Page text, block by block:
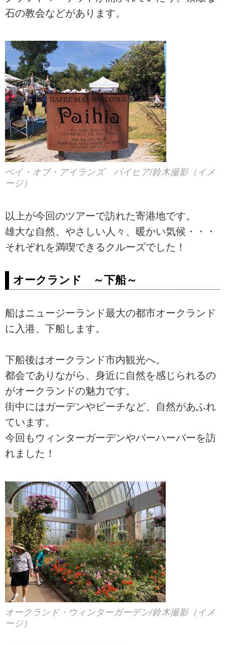
石の教会などがあります。
ベイ・オブ・アイランズ パイヒア/鈴木撮影（イメ
ージ）
以上が今回のツアーで訪れた寄港地です。
雄大な自然、やさしい人々、暖かい気候・・・
それぞれを満喫できるクルーズでした！
オークランド ～下船～
船はニュージーランド最大の都市オークランド
に入港、下船します。
下船後はオークランド市内観光へ。
都会でありながら、身近に自然を感じられるの
がオークランドの魅力です。
街中にはガーデンやビーチなど、自然があふれ
ています。
今回もウィンターガーデンやバーハーバーを訪
れました！
オークランド・ウィンターガーデン/鈴木撮影（イメ
ージ）